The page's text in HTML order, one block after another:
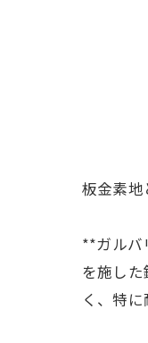
板金素地
**ガルバ
を施し
く、特